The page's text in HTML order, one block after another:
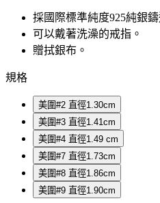
採國際標準純度925純銀鑄
可以戴著洗澡的戒指。
贈拭銀布。
規格
美圍#2 直徑1.30cm
美圍#3 直徑1.41cm
美圍#4 直徑1.49 cm
美圍#7 直徑1.73cm
美圍#8 直徑1.86cm
美圍#9 直徑1.90cm